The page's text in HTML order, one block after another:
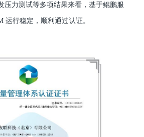
压力测试等多项结果来看，基于鲲鹏服
运行稳定，顺利通过认证。